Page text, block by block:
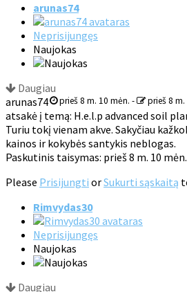
arunas74
Neprisijungęs
Naujokas
Daugiau
prieš 8 m. 10 mėn. - prieš 8
arunas74
atsakė į temą: H.e.l.p advanced soil
Turiu tokį vienam akve. Sakyčiau
kainos ir kokybės santykis neblogas.
Paskutinis taisymas: prieš 8 m. 10
Please Prisijungti orSukurti sąskaitą
Rimvydas30
Neprisijungęs
Naujokas
Daugiau